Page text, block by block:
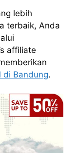
lebih
terbaik, Anda
affiliate
di Bandung.